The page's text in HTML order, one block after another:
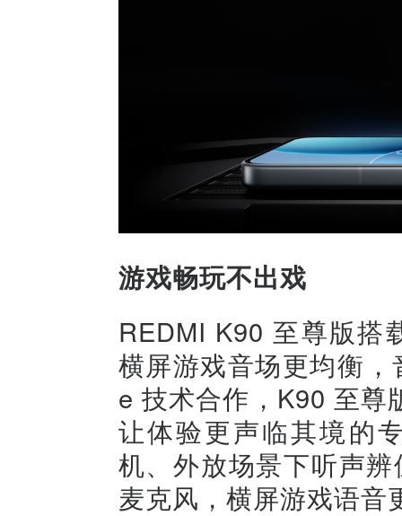
游戏畅玩不出戏
REDMI K90 至尊版搭
横屏游戏音场更均衡
e 技术合作，K90 至尊
让体验更声临其境的
机、外放场景下听声
麦克风，横屏游戏语音